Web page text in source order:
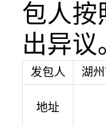
包人按
出异议
发包人 湖
地址